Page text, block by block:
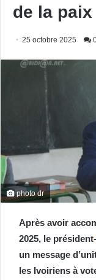
de la paix
25 octobre 2025
photo dr
Après avoir
2025, le président-
un message
les Ivoiriens à